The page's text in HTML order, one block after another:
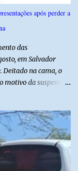
do agronegócio
após perder a
das
em Salvador
Deitado na cama, o
motivo da suspensão
contou que
a capacidade
nem me
dolorido”, relatou o
humorista foi